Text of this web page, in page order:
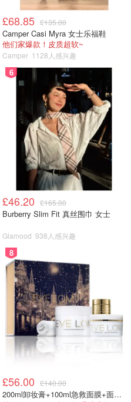
名品牌JW Anderson
的图像化设计，展示了一组
£68.85 £135.00
Camper Casi Myra 女士乐福鞋
他们家爆款！皮质超软~
Camper 1128人感兴趣
6
£46.20 £165.00
Burberry Slim Fit 真丝围巾 女士
Glamood 938人感兴趣
8
£56.00 £140.00
200ml卸妆膏+100ml急救面膜+面霜+洁颜布